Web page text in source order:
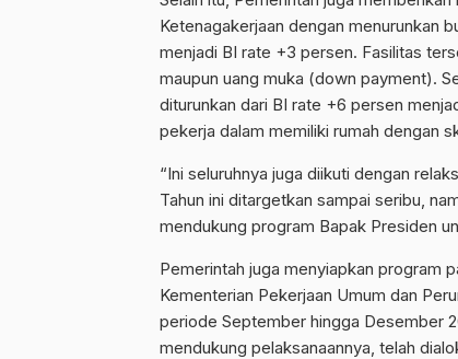
Ketenagakerjaan dengan menurunkan
menjadi BI rate +3 persen. Fasilitas
maupun uang muka (down payment).
diturunkan dari BI rate +6 persen
pekerja dalam memiliki rumah dengan
“Ini seluruhnya juga diikuti dengan
Tahun ini ditargetkan sampai seribu,
mendukung program Bapak Presiden
Pemerintah juga menyiapkan program
Kementerian Pekerjaan Umum dan
periode September hingga Desember
mendukung pelaksanaannya, telah